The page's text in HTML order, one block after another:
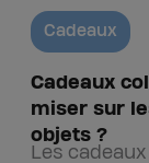
Cadeaux
Cadeaux
miser sur
objets ?
Les